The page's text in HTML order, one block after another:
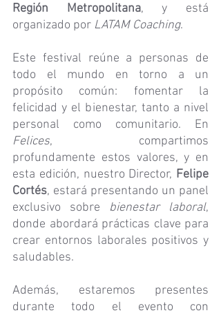
Región Metropolitana, y está
organizado por LATAM Coaching.
Este festival reúne a personas de
todo el mundo en torno a un
propósito común: fomentar la
felicidad y el bienestar, tanto a nivel
Felices, compartimos
profundamente estos valores, y en
esta edición, nuestro Director, Felipe
Cortés, estará presentando un panel
exclusivo sobre bienestar laboral,
donde abordará prácticas clave para
crear entornos laborales positivos y
saludables.
Además, estaremos presentes
durante todo el evento con